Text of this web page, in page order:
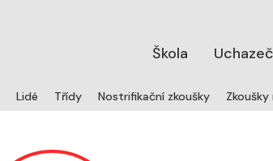
Škola Uchazeč
Lidé Třídy Nostrifikační zkoušky